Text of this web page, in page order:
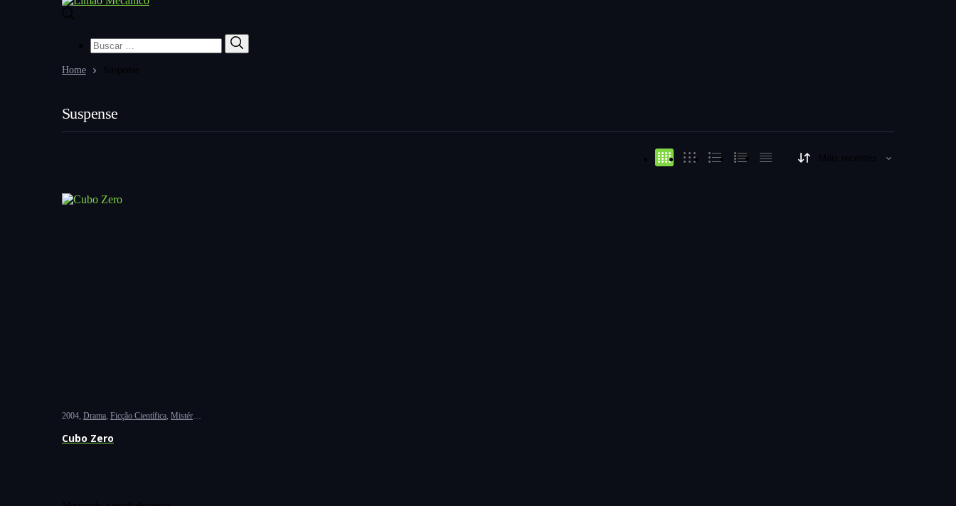
Buscar
por:
Home
Suspense
2004 Drama, Ficção Científica, Mistério ,
Cubo Zero